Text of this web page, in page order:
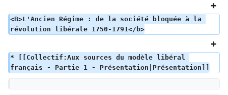
<B>L'Ancien Régime : de la société bloquée à la
révolution libérale 1750-1791</b>
* [[Collectif:Aux sources du modèle libéral
français - Partie 1 - Présentation|Présentation]]